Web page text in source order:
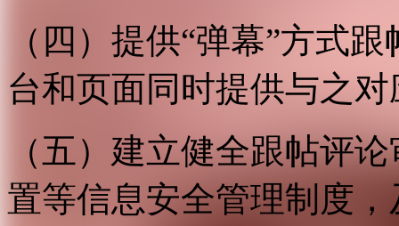
（四）提供“弹幕”方式
台和页面同时提供与之
（五）建立健全跟帖评
置等信息安全管理制度